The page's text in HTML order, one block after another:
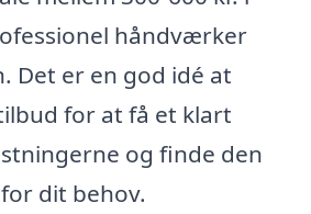
håndværker
Det er en god idé at
for at få et klart
og finde den
dit behov.